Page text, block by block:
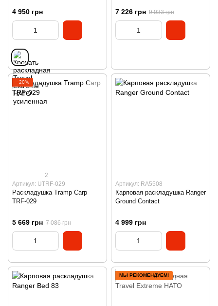
4 950 грн 7 226 грн 9 033 грн
−20%
2
Артикул: UTRF-029
Раскладушка Tramp Carp
TRF-029
5 669 грн 7 086 грн
Артикул: RA5508
Карповая раскладушка Ranger
Ground Contact
4 999 грн
МЫ РЕКОМЕНДУЕМ!